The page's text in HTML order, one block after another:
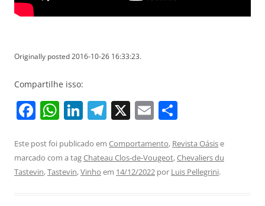
Originally posted 2016-10-26 16:33:23.
Compartilhe isso:
F
c
e
W
at
s
Li
k
e
T
e
gr
X E
ai
l
ar
e
Este post foi publicado em Comportamento, Revista Oásise
marcado com a tagChateau Clos-de-Vougeot,Chevaliers du
Tastevin,Tastevin,Vinho em 14/12/2022 por Luis Pellegrini.